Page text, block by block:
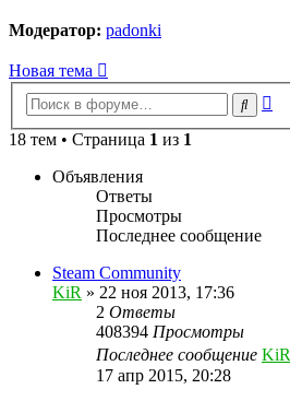
Модератор: padonki
Новая тема
Поиск
18 тем • Страница 1 из 1
Объявления
Ответы
Просмотры
Последнее сообщение
Steam Community
KiR » 22 ноя 2013, 17:36
2 Ответы
408394 Просмотры
Последнее сообщение KiR
17 апр 2015, 20:28